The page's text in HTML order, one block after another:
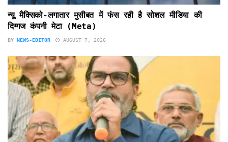
न्यू मैक्सिको-लगातार मुसीबत में फंस रही है सोशल मीडिया की
दिग्गज कंपनी मेटा (Meta)
BY NEWS-EDITOR AUGUST 7, 2026